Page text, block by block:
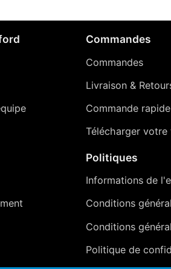
Commandes
Commandes
Livraison&
Commande rapide
Télécharger votre
Politiques
Informations de
Conditions
Conditions
Politique de